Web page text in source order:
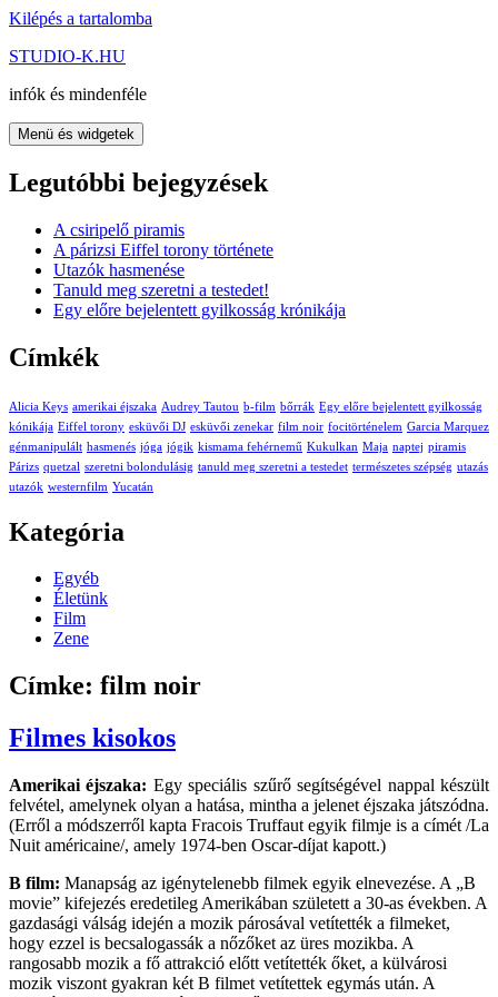
Kilépés a tartalomba
STUDIO-K.HU
infók és mindenféle
Menü és widgetek
Legutóbbi bejegyzések
A csiripelő piramis
A párizsi Eiffel torony története
Utazók hasmenése
Tanuld meg szeretni a testedet!
Egy előre bejelentett gyilkosság krónikája
Címkék
Alicia Keys amerikai éjszaka Audrey Tautou b-film bőrrák Egy előre bejelentett gyilkosság
kónikája Eiffel torony esküvői DJ esküvői zenekar film noir focitörténelem Garcia Marquez
génmanipulált hasmenés jóga jógik kismama fehérnemű Kukulkan Maja naptej piramis
Párizs quetzal szeretni bolondulásig tanuld meg szeretni a testedet természetes szépség utazás
utazók westernfilm Yucatán
Kategória
Egyéb
Életünk
Film
Zene
Címke: film noir
Filmes kisokos
Amerikai éjszaka: Egy speciális szűrő segítségével nappal készült
felvétel, amelynek olyan a hatása, mintha a jelenet éjszaka játszódna.
(Erről a módszerről kapta Fracois Truffaut egyik filmje is a címét /La
Nuit américaine/, amely 1974-ben Oscar-díjat kapott.)
B film: Manapság az igénytelenebb filmek egyik elnevezése. A „B
movie” kifejezés eredetileg Amerikában született a 30-as években. A
gazdasági válság idején a mozik párosával vetítették a filmeket,
hogy ezzel is becsalogassák a nőzőket az üres mozikba. A
rangosabb mozik a fő attrakció előtt vetítették őket, a külvárosi
mozik viszont gyakran két B filmet vetítettek egymás után. A